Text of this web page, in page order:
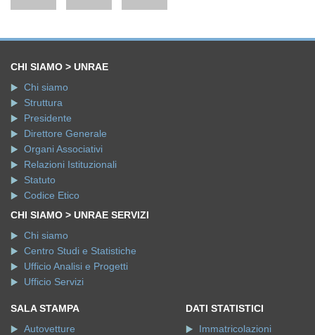
CHI SIAMO > UNRAE
Chi siamo
Struttura
Presidente
Direttore Generale
Organi Associativi
Relazioni Istituzionali
Statuto
Codice Etico
CHI SIAMO > UNRAE SERVIZI
Chi siamo
Centro Studi e Statistiche
Ufficio Analisi e Progetti
Ufficio Servizi
SALA STAMPA
Autovetture
DATI STATISTICI
Immatricolazioni